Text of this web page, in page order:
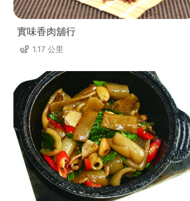
實味香肉舖行
1.17 公里